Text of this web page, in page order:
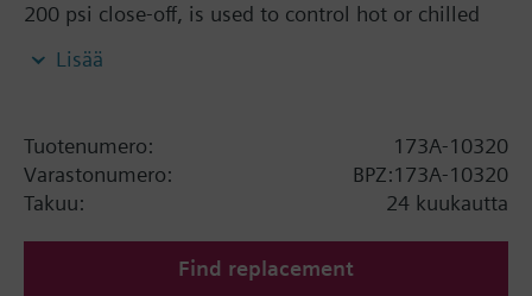
200 psi close-off, is used to control hot or chilled
fan coil units, unit conditioners, radiation and
brass ball and brass stem, and an operating handle
that can manually operate the valve in the event of
power failure.
Lisää
Tuotenumero:
173A-10320
Varastonumero:
BPZ:173A-10320
Takuu:
24 kuukautta
Find replacement